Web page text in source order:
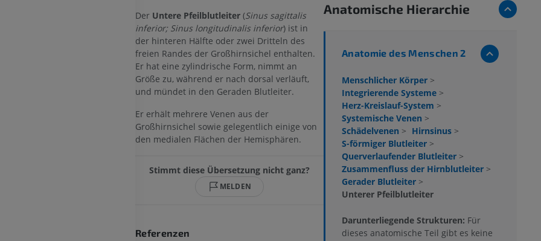
Der Untere Pfeilblutleiter (Sinus sagittalis
inferior; Sinus longitudinalis inferior) ist in
der hinteren Hälfte oder zwei Dritteln des
freien Randes der Großhirnsichel enthalten.
Er hat eine zylindrische Form, nimmt an
Größe zu, während er nach dorsal verläuft,
und mündet in den Geraden Blutleiter.
Er erhält mehrere Venen aus der
Großhirnsichel sowie gelegentlich einige von
den medialen Flächen der Hemisphären.
Stimmt diese Übersetzung nicht ganz?
MELDEN
Referenzen
Anatomische Hierarchie
Anatomie des Menschen 2
Menschlicher Körper >
Integrierende Systeme >
Herz-Kreislauf-System >
Systemische Venen >
Schädelvenen > Hirnsinus >
S-förmiger Blutleiter >
Querverlaufender Blutleiter >
Zusammenfluss der Hirnblutleiter >
Gerader Blutleiter >
Unterer Pfeilblutleiter
Darunterliegende Strukturen: Für
dieses anatomische Teil gibt es keine